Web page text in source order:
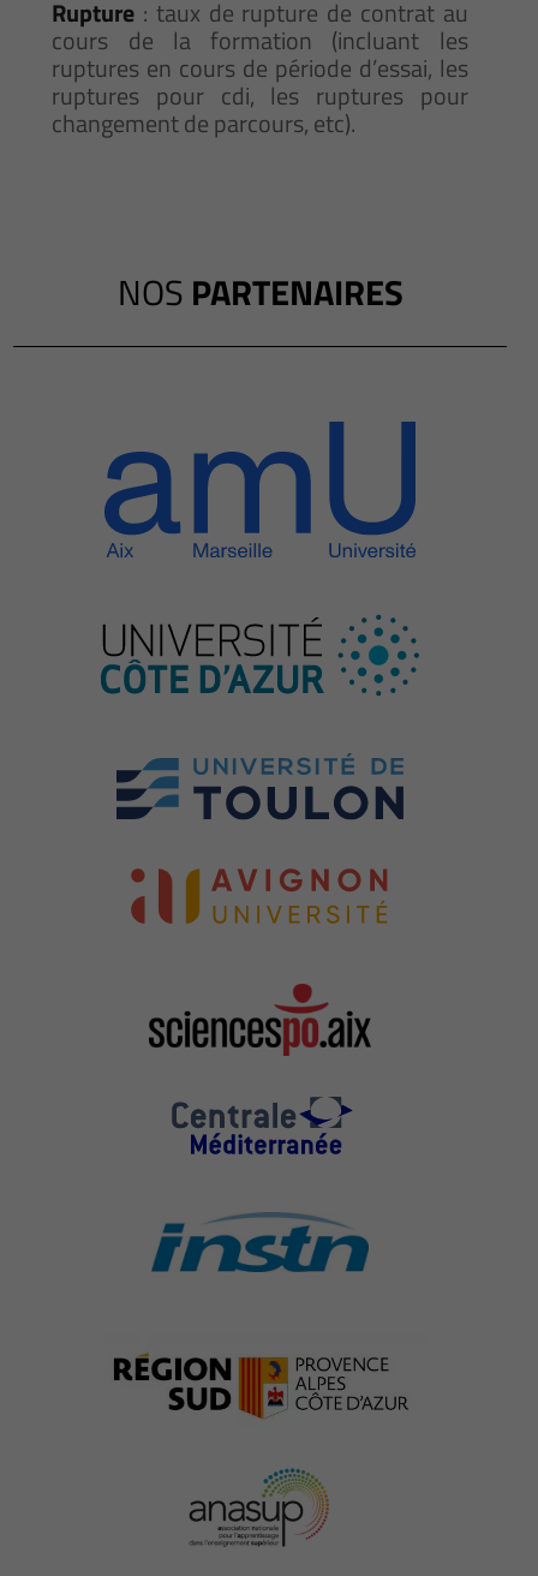
Rupture : taux de rupture de contrat au
cours de la formation (incluant les
ruptures en cours de période d’essai, les
ruptures pour cdi, les ruptures pour
changement de parcours, etc).
NOS PARTENAIRES